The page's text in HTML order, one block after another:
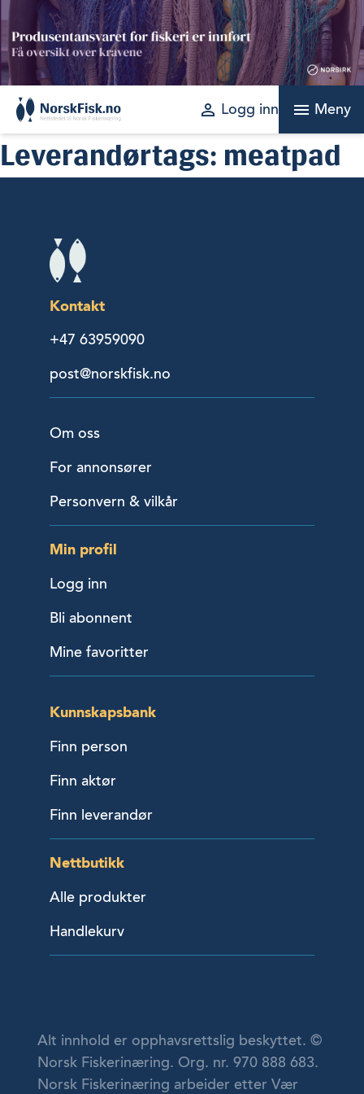
Skip
to
content
perm_identity Logg inn menu Meny
Leverandørtags: meatpad
Kontakt
+47 63959090
post@norskfisk.no
Om oss
For annonsører
Personvern & vilkår
Min profil
Logg inn
Bli abonnent
Mine favoritter
Kunnskapsbank
Finn person
Finn aktør
Finn leverandør
Nettbutikk
Alle produkter
Handlekurv
Alt innhold er opphavsrettslig beskyttet. ©
Norsk Fiskerinæring. Org. nr. 970 888 683.
Norsk Fiskerinæring arbeider etter Vær